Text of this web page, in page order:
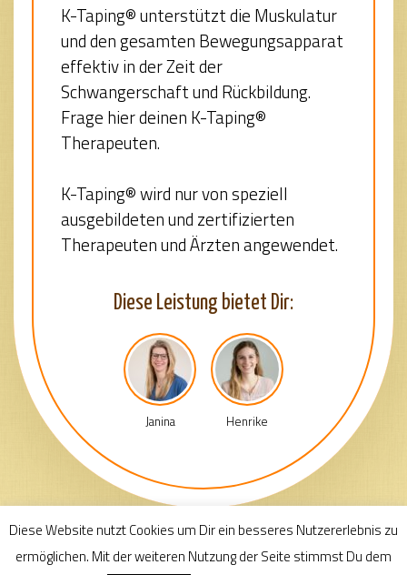
K-Taping® unterstützt die Muskulatur
und den gesamten Bewegungsapparat
effektiv in der Zeit der
Schwangerschaft und Rückbildung.
Frage hier deinen K-Taping®
Therapeuten.
K-Taping® wird nur von speziell
ausgebildeten und zertifizierten
Therapeuten und Ärzten angewendet.
Diese Leistung bietet Dir:
Janina Henrike
Diese Website nutzt Cookies um Dir ein besseres Nutzererlebnis zu
ermöglichen. Mit der weiteren Nutzung der Seite stimmst Du dem